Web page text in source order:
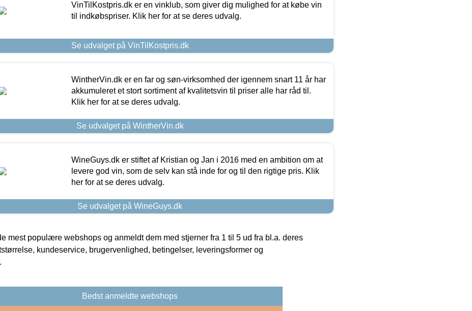
VinTilKostpris.dk er en vinklub, som giver dig mulighed for at købe vin
til indkøbspriser. Klik her for at se deres udvalg.
Se udvalget på VinTilKostpris.dk
WintherVin.dk er en far og søn-virksomhed der igennem snart 11 år har
akkumuleret et stort sortiment af kvalitetsvin til priser alle har råd til.
Klik her for at se deres udvalg.
Se udvalget på WintherVin.dk
WineGuys.dk er stiftet af Kristian og Jan i 2016 med en ambition om at
levere god vin, som de selv kan stå inde for og til den rigtige pris. Klik
her for at se deres udvalg.
Se udvalget på WineGuys.dk
mest populære webshops og anmeldt dem med stjerner fra 1 til 5 ud fra bl.a. deres
kundeservice, brugervenlighed, betingelser, leveringsformer og
Bedst anmeldte webshops